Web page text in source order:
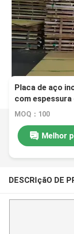
Placa de aço
com
1500 mm 2000
MOQ：100
Melhor
DESCRIçãO DE